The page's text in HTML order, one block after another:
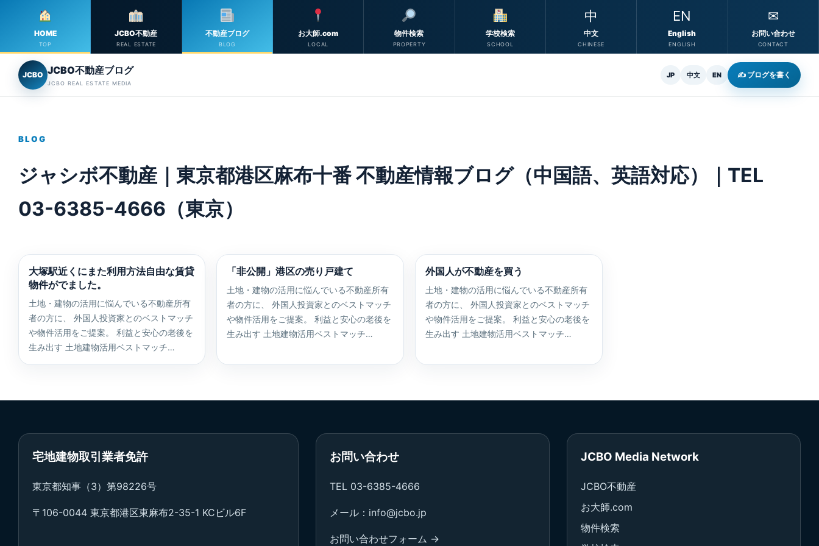
HOME
TOP
JCBO不動産
REAL ESTATE
不動産ブログ
BLOG
お大師.com
LOCAL
物件検索
PROPERTY
学校検索
SCHOOL
中
中文
CHINESE
EN
English
ENGLISH
✉
お問い合わせ
CONTACT
JCBO JCBO不動産ブログ
JCBO REAL ESTATE MEDIA
JP 中文 EN ✍ ブログを書く
BLOG
ジャシボ不動産｜東京都港区麻布十番 不動産情報ブログ（中国語、英語対応）｜TEL
03-6385-4666（東京）
大塚駅近くにまた利用方法自由な賃貸
物件がでました。
土地・建物の活用に悩んでいる不動産所有
者の方に、 外国人投資家とのベストマッチ
や物件活用をご提案。 利益と安心の老後を
生み出す 土地建物活用ベストマッチ…
「非公開」港区の売り戸建て
土地・建物の活用に悩んでいる不動産所有
者の方に、 外国人投資家とのベストマッチ
や物件活用をご提案。 利益と安心の老後を
生み出す 土地建物活用ベストマッチ…
外国人が不動産を買う
土地・建物の活用に悩んでいる不動産所有
者の方に、 外国人投資家とのベストマッチ
や物件活用をご提案。 利益と安心の老後を
生み出す 土地建物活用ベストマッチ…
宅地建物取引業者免許
東京都知事（3）第98226号
〒106-0044 東京都港区東麻布2-35-1 KCビル6F
お問い合わせ
TEL 03-6385-4666
メール：info@jcbo.jp
お問い合わせフォーム →
JCBO Media Network
JCBO不動産
お大師.com
物件検索